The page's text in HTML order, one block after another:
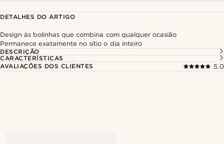
DETALHES DO ARTIGO
Design às bolinhas que combina com qualquer ocasião
Permanece exatamente no sítio o dia inteiro
DESCRIÇÃO
CARACTERÍSTICAS
AVALIAÇÕES DOS CLIENTES
5.0